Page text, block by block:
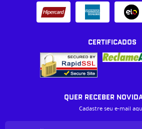
CERTIFICADOS
QUER RECEBER
Cadastre seu e-mail